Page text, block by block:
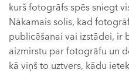
kurš fotogrāfs spēs sniegt
Nākamais solis, kad
publicēšanai vai izstādei, ir
aizmirstu par fotogrāfu un
kā viņš to uztvers, kādu